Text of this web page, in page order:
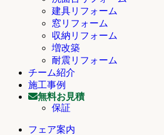
建具リフォーム
窓リフォーム
収納リフォーム
増改築
耐震リフォーム
チーム紹介
施工事例
無料お見積
保証
フェア案内